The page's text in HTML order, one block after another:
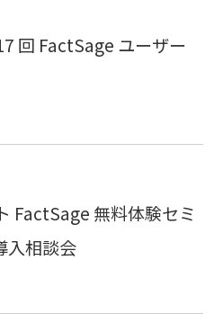
回 FactSage ユーザー
FactSage 無料体験セミ
入相談会